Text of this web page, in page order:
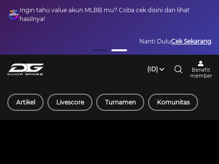
Ingin tahu value akun MLBB mu? Coba cek disini dan lihat
hasilnya!
Nanti DuluCek Sekarang
(ID)
Benefit
member
Artikel Livescore Turnamen Komunitas